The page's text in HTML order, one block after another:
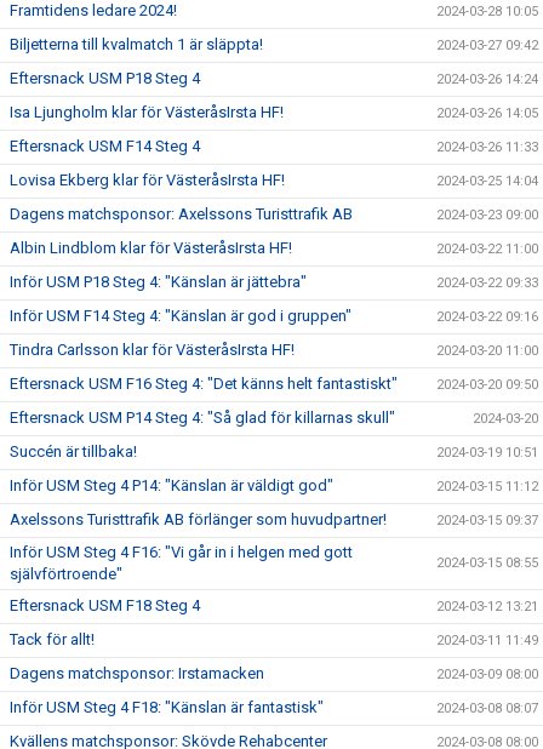
Framtidens ledare 2024! 2024-03-28 10:05
Biljetterna till kvalmatch 1 är släppta! 2024-03-27 09:42
Eftersnack USM P18 Steg 4 2024-03-26 14:24
Isa Ljungholm klar för VästeråsIrsta HF! 2024-03-26 14:05
Eftersnack USM F14 Steg 4 2024-03-26 11:33
Lovisa Ekberg klar för VästeråsIrsta HF! 2024-03-25 14:04
Dagens matchsponsor: Axelssons Turisttrafik AB 2024-03-23 09:00
Albin Lindblom klar för VästeråsIrsta HF! 2024-03-22 11:00
Inför USM P18 Steg 4: "Känslan är jättebra" 2024-03-22 09:33
Inför USM F14 Steg 4: "Känslan är god i gruppen" 2024-03-22 09:16
Tindra Carlsson klar för VästeråsIrsta HF! 2024-03-20 11:00
Eftersnack USM F16 Steg 4: "Det känns helt fantastiskt" 2024-03-20 09:50
Eftersnack USM P14 Steg 4: "Så glad för killarnas skull" 2024-03-20
Succén är tillbaka! 2024-03-19 10:51
Inför USM Steg 4 P14: "Känslan är väldigt god" 2024-03-15 11:12
Axelssons Turisttrafik AB förlänger som huvudpartner! 2024-03-15 09:37
Inför USM Steg 4 F16: "Vi går in i helgen med gott
självförtroende"
2024-03-15 08:55
Eftersnack USM F18 Steg 4 2024-03-12 13:21
Tack för allt! 2024-03-11 11:49
Dagens matchsponsor: Irstamacken 2024-03-09 08:00
Inför USM Steg 4 F18: "Känslan är fantastisk" 2024-03-08 08:07
Kvällens matchsponsor: Skövde Rehabcenter 2024-03-08 08:00